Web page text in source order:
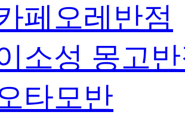
페오레반점
소성 몽고
타모반